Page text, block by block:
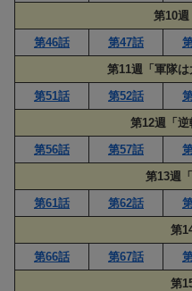
第10週
第46話
第47話
第11週「軍隊は
第51話
第52話
第12週「逆
第56話
第57話
第13週
第61話
第62話
第
第66話
第67話
第